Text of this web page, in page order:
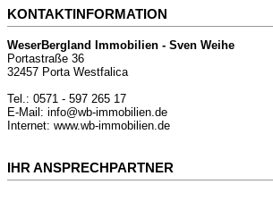
KONTAKTINFORMATION
WeserBergland Immobilien - Sven Weihe
Portastraße 36
32457 Porta Westfalica
Tel.: 0571 - 597 265 17
E-Mail: info@wb-immobilien.de
Internet: www.wb-immobilien.de
IHR ANSPRECHPARTNER